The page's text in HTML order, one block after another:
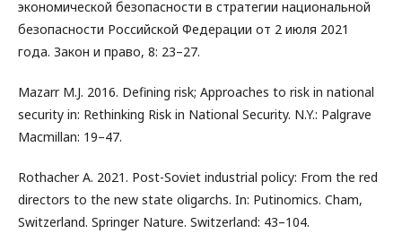
экономической безопасности в стратегии национальной
безопасности Российской Федерации от 2 июля 2021
года. Закон и право, 8: 23–27.
Mazarr M.J. 2016. Defining risk; Approaches to risk in national
security in: Rethinking Risk in National Security. N.Y.: Palgrave
Macmillan: 19–47.
Rothacher A. 2021. Post-Soviet industrial policy: From the red
directors to the new state oligarchs. In: Putinomics. Cham,
Switzerland. Springer Nature. Switzerland: 43–104.